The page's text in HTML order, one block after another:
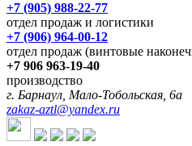
+7 (905) 988-22-77
отдел продаж и логистики
+7 (906) 964-00-12
отдел продаж (винтовые
+7 906 963-19-40
производство
г. Барнаул, Мало-Тобольская, 6а
zakaz-aztl@yandex.ru